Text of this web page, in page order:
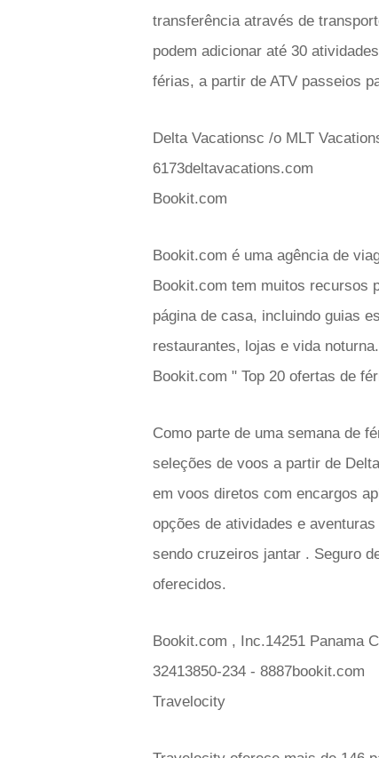
transferência através de
podem adicionar até 30
férias, a partir de ATV passeios
Delta Vacationsc /o MLT
6173deltavacations.com
Bookit.com
Bookit.com é uma agência de
Bookit.com tem muitos recursos
página de casa, incluindo guias
restaurantes, lojas e vida
Bookit.com " Top 20 ofertas de
Como parte de uma semana de
seleções de voos a partir de
em voos diretos com encargos
opções de atividades e
sendo cruzeiros jantar . Seguro
oferecidos.
Bookit.com , Inc.14251 Panama
32413850-234 - 8887bookit.com
Travelocity